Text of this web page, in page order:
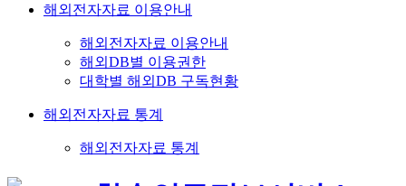
해외전자자료 이용안내
해외전자자료 이용안내
해외DB별 이용권한
대학별 해외DB 구독현황
해외전자자료 통계
해외전자자료 통계